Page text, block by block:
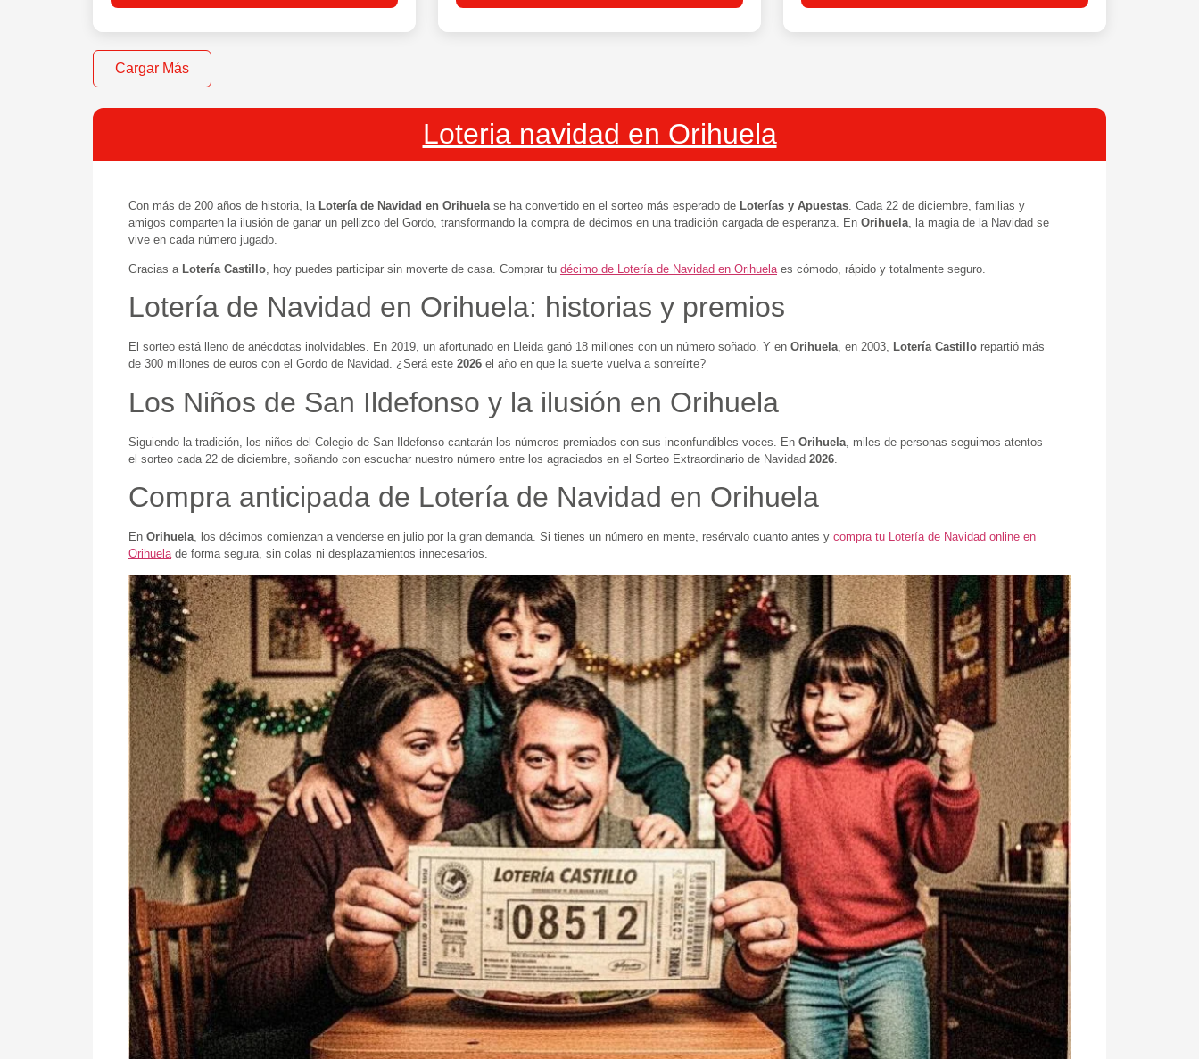
Cargar Más
Loteria navidad en Orihuela​
Con más de 200 años de historia, la Lotería de Navidad en Orihuela se ha convertido en el sorteo más esperado de Loterías y Apuestas . Cada 22 de diciembre, familias y
amigos comparten la ilusión de ganar un pellizco del Gordo, transformando la compra de décimos en una tradición cargada de esperanza. En Orihuela , la magia de la Navidad se
vive en cada número jugado.
Gracias a Lotería Castillo , hoy puedes participar sin moverte de casa. Comprar tu décimo de Lotería de Navidad en Orihuela es cómodo, rápido y totalmente seguro.
Lotería de Navidad en Orihuela: historias y premios
El sorteo está lleno de anécdotas inolvidables. En 2019, un afortunado en Lleida ganó 18 millones con un número soñado. Y en Orihuela, en 2003, Lotería Castillo repartió más
de 300 millones de euros con el Gordo de Navidad. ¿Será este 2026 el año en que la suerte vuelva a sonreírte?
Los Niños de San Ildefonso y la ilusión en Orihuela
Siguiendo la tradición, los niños del Colegio de San Ildefonso cantarán los números premiados con sus inconfundibles voces. En Orihuela , miles de personas seguimos atentos
el sorteo cada 22 de diciembre, soñando con escuchar nuestro número entre los agraciados en el Sorteo Extraordinario de Navidad 2026
Compra anticipada de Lotería de Navidad en Orihuela
En Orihuela, los décimos comienzan a venderse en julio por la gran demanda. Si tienes un número en mente, resérvalo cuanto antes y compra tu Lotería de Navidad online en
Orihuelade forma segura, sin colas ni desplazamientos innecesarios.